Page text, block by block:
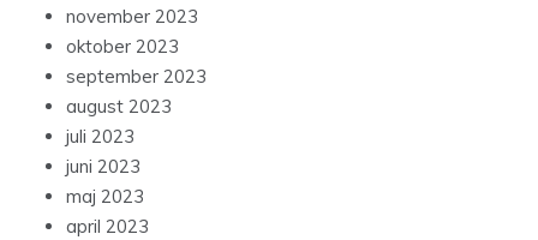
november 2023
oktober 2023
september 2023
august 2023
juli 2023
juni 2023
maj 2023
april 2023